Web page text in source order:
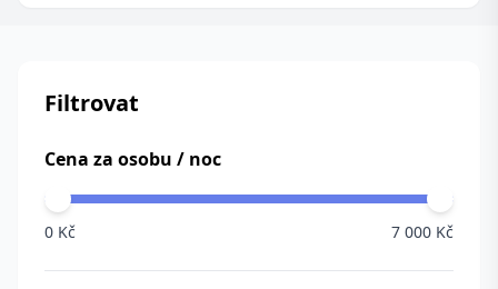
Filtrovat
Cena za osobu / noc
0 Kč 7 000 Kč